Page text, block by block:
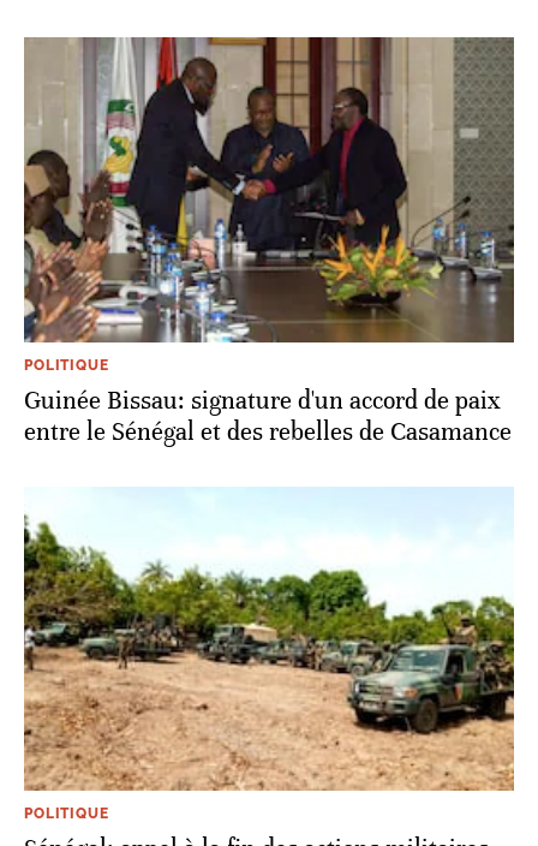
POLITIQUE
Guinée Bissau: signature d'un accord de paix
entre le Sénégal et des rebelles de Casamance
POLITIQUE